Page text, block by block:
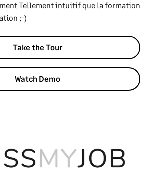
Tellement intuitif que la formation
;-)
Take the Tour
Watch Demo